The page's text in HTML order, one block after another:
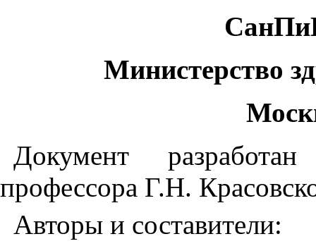
Министерство
Документ
профессора Г.Н.
Авторы и составители: